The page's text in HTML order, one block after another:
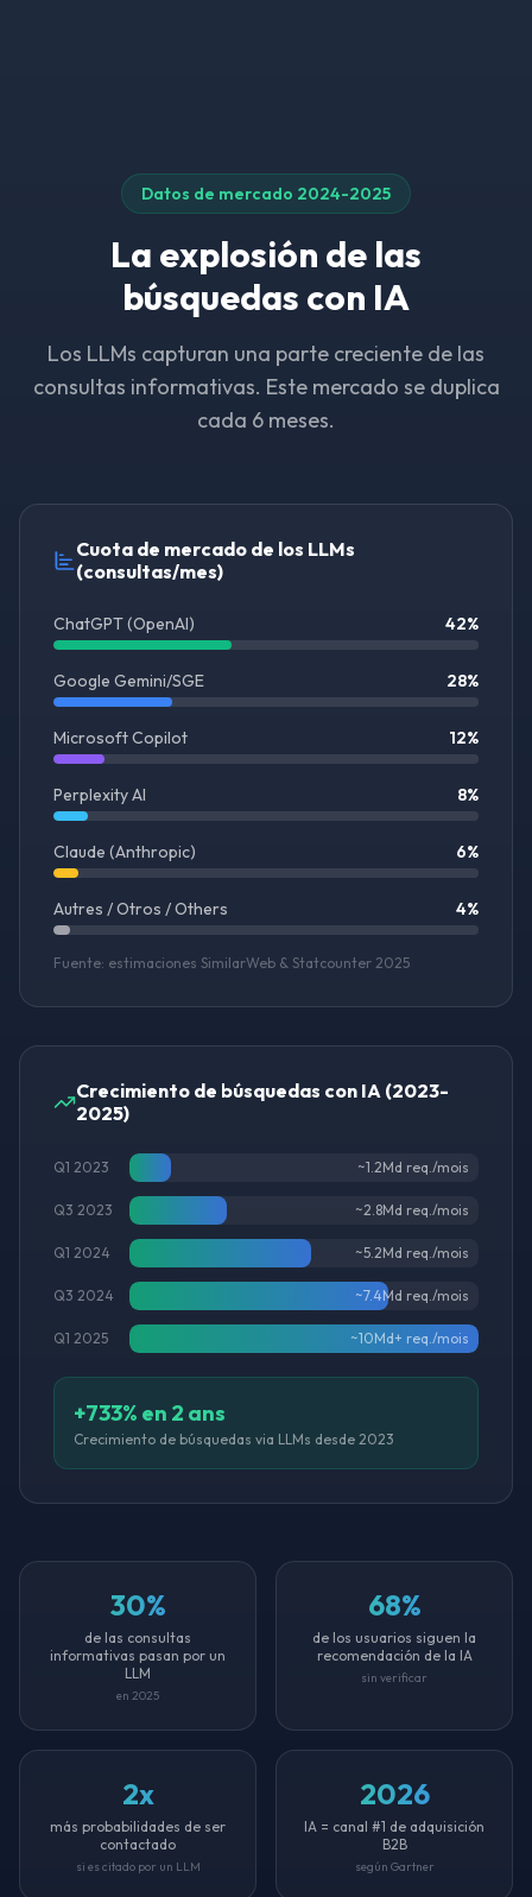
Datos de mercado 2024-2025
La explosión de las
búsquedas con IA
Los LLMs capturan una parte creciente de las
consultas informativas. Este mercado se duplica
cada 6 meses.
Cuota de mercado de los LLMs
(consultas/mes)
ChatGPT (OpenAI) 42%
Google Gemini/SGE 28%
Microsoft Copilot 12%
Perplexity AI 8%
Claude (Anthropic) 6%
Autres / Otros / Others 4%
Fuente: estimaciones SimilarWeb & Statcounter 2025
Crecimiento de búsquedas con IA (2023-
2025)
Q1 2023 ~1.2Md req./mois
Q3 2023 ~2.8Md req./mois
Q1 2024 ~5.2Md req./mois
Q3 2024 ~7.4Md req./mois
Q1 2025 ~10Md+ req./mois
+733% en 2 ans
Crecimiento de búsquedas via LLMs desde 2023
30%
de las consultas
informativas pasan por un
LLM
en 2025
68%
de los usuarios siguen la
recomendación de la IA
sin verificar
2x
más probabilidades de ser
contactado
si es citado por un LLM
2026
IA = canal #1 de adquisición
B2B
según Gartner